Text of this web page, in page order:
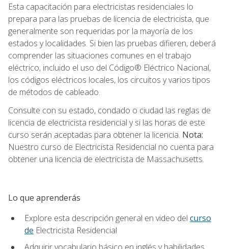
Esta capacitación para electricistas residenciales lo
prepara para las pruebas de licencia de electricista, que
generalmente son requeridas por la mayoría de los
estados y localidades. Si bien las pruebas difieren, deberá
comprender las situaciones comunes en el trabajo
eléctrico, incluido el uso del Código® Eléctrico Nacional,
los códigos eléctricos locales, los circuitos y varios tipos
de métodos de cableado.
Consulte con su estado, condado o ciudad las reglas de
licencia de electricista residencial y si las horas de este
curso serán aceptadas para obtener la licencia. Nota:
Nuestro curso de Electricista Residencial no cuenta para
obtener una licencia de electricista de Massachusetts.
Lo que aprenderás
Explore esta descripción general en video del curso
de Electricista Residencial
Adquirir vocabulario básico en inglés y habilidades